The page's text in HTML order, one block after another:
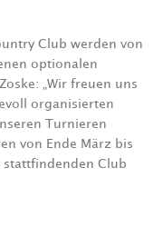
Club werden von
optionalen
„Wir freuen uns
organisierten
Turnieren
von Ende März bis
stattfindenden Club